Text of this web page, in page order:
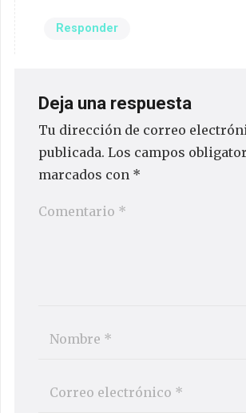
Responder
Deja una respuesta
Tu dirección de correo
publicada. Los campos
marcados con *